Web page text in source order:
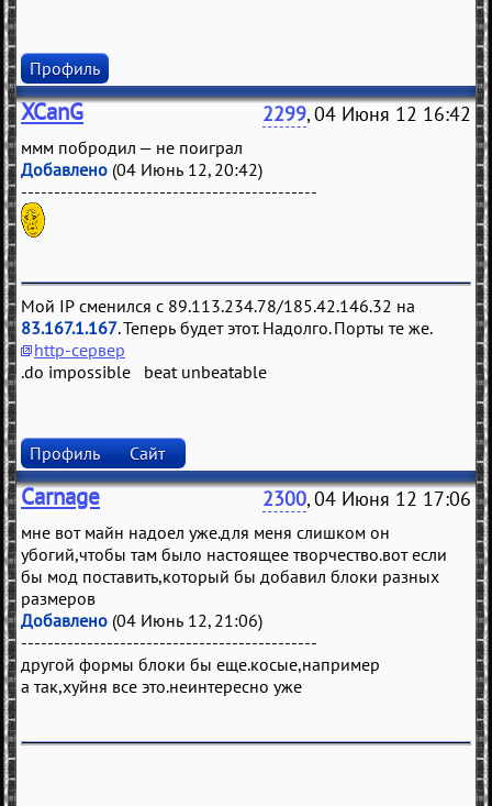
Профиль
XCanG 2299, 04 Июня 12 16:42
ммм побродил — не поиграл
Добавлено (04 Июнь 12, 20:42)
---------------------------------------------
Мой IP сменился с 89.113.234.78/185.42.146.32 на
83.167.1.167. Теперь будет этот. Надолго. Порты те же.
http-сервер
.do impossible beat unbeatable
Профиль Сайт
Carnage 2300, 04 Июня 12 17:06
мне вот майн надоел уже.для меня слишком он
убогий,чтобы там было настоящее творчество.вот если
бы мод поставить,который бы добавил блоки разных
размеров
Добавлено (04 Июнь 12, 21:06)
---------------------------------------------
другой формы блоки бы еще.косые,например
а так,хуйня все это.неинтересно уже